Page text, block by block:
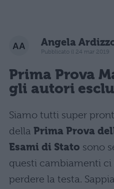
Angela
Pubblicato il 24 mar 2019
Prima Prova
gli autori
Siamo tutti super
della Prima Prova
Esami di Stato sono
questi cambiamenti
perdere la testa.